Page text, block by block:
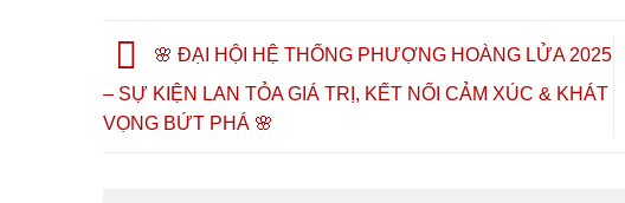
NGHỀ, HÀNH NGHỀ VÀ
KHỞI NGHIỆP
🌸 ĐẠI HỘI HỆ THỐNG PHƯỢNG HOÀNG LỬA 2025
– SỰ KIỆN LAN TỎA GIÁ TRỊ, KẾT NỐI CẢM XÚC & KHÁT
VỌNG BỨT PHÁ 🌸